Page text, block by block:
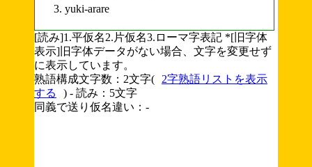
yuki-arare
[読み]1.平仮名2.片仮名3.ローマ字表記 *[旧字体
表示]旧字体データがない場合、文字を変更せず
に表示しています。
熟語構成文字数：2文字(
2字熟語リストを表示
する
) - 読み：5文字
同義で送り仮名違い：-